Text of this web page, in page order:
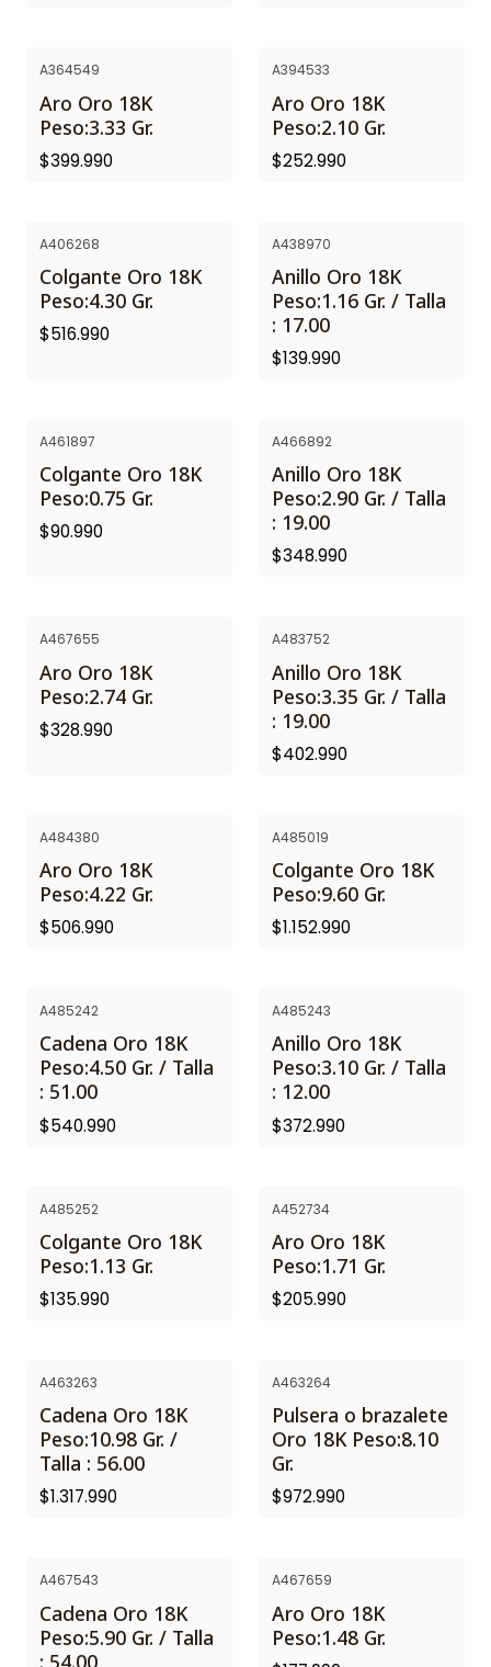
A364549
Aro Oro 18K
Peso:3.33 Gr.
$399.990
A394533
Aro Oro 18K
Peso:2.10 Gr.
$252.990
A406268
Colgante Oro 18K
Peso:4.30 Gr.
$516.990
A438970
Anillo Oro 18K
Peso:1.16 Gr. / Talla
: 17.00
$139.990
A461897
Colgante Oro 18K
Peso:0.75 Gr.
$90.990
A466892
Anillo Oro 18K
Peso:2.90 Gr. / Talla
: 19.00
$348.990
A467655
Aro Oro 18K
Peso:2.74 Gr.
$328.990
A483752
Anillo Oro 18K
Peso:3.35 Gr. / Talla
: 19.00
$402.990
A484380
Aro Oro 18K
Peso:4.22 Gr.
$506.990
A485019
Colgante Oro 18K
Peso:9.60 Gr.
$1.152.990
A485242
Cadena Oro 18K
Peso:4.50 Gr. / Talla
: 51.00
$540.990
A485243
Anillo Oro 18K
Peso:3.10 Gr. / Talla
: 12.00
$372.990
A485252
Colgante Oro 18K
Peso:1.13 Gr.
$135.990
A452734
Aro Oro 18K
Peso:1.71 Gr.
$205.990
A463263
Cadena Oro 18K
Peso:10.98 Gr. /
Talla : 56.00
$1.317.990
A463264
Pulsera o brazalete
Oro 18K Peso:8.10
Gr.
$972.990
A467543
Cadena Oro 18K
Peso:5.90 Gr. / Talla
: 54.00
A467659
Aro Oro 18K
Peso:1.48 Gr.